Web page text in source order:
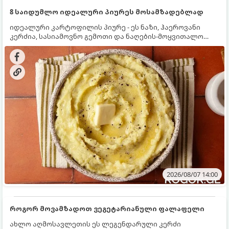
8 საიდუმლო იდეალური პიურეს მოსამზადებლად
იდეალური კარტოფილის პიურე - ეს ნაზი, ჰაეროვანი
კერძია, სასიამოვნო გემოთი და ნაღების-მოყვითალო
ფერით. მისი მომზადება ძალიან მარტივია, მაგრამ
არსებობს რამდენიმე საიდუმლო, რომლებიც უნდა
იცოდეთ, რომ პიურე იდეალურად გემრიელი გამოვიდეს.
2026/08/07 14:00
როგორ მოვამზადოთ ვეგეტარიანული ფალაფელი
ახლო აღმოსავლეთის ეს ლეგენდარული კერძი